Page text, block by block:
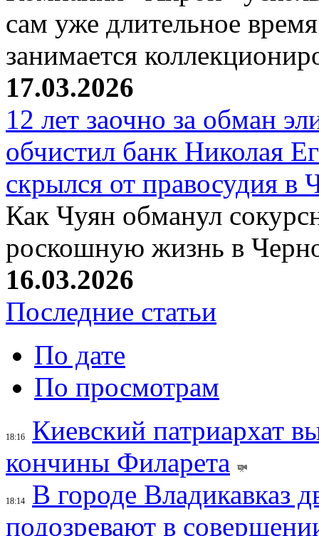
сам уже длительное
занимается
17.03.2026
12 лет заочно за обман
обчистил банк Николая
скрылся от правосудия в
Как Чуян обманул
роскошную жизнь в
16.03.2026
Последние статьи
По дате
По просмотрам
18:16
Киевский патриархат
кончины Филарета
18:14
В городе Владикавказ
подозревают в